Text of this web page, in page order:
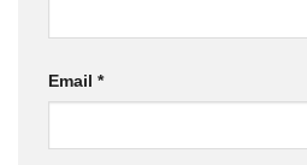
Email *